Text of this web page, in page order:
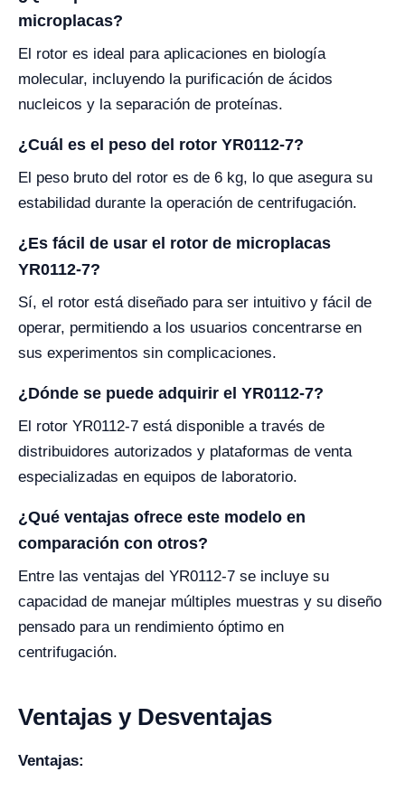
microplacas?
El rotor es ideal para aplicaciones en biología
molecular, incluyendo la purificación de ácidos
nucleicos y la separación de proteínas.
¿Cuál es el peso del rotor YR0112-7?
El peso bruto del rotor es de 6 kg, lo que asegura su
estabilidad durante la operación de centrifugación.
¿Es fácil de usar el rotor de microplacas
YR0112-7?
Sí, el rotor está diseñado para ser intuitivo y fácil de
operar, permitiendo a los usuarios concentrarse en
sus experimentos sin complicaciones.
¿Dónde se puede adquirir el YR0112-7?
El rotor YR0112-7 está disponible a través de
distribuidores autorizados y plataformas de venta
especializadas en equipos de laboratorio.
¿Qué ventajas ofrece este modelo en
comparación con otros?
Entre las ventajas del YR0112-7 se incluye su
capacidad de manejar múltiples muestras y su diseño
pensado para un rendimiento óptimo en
centrifugación.
Ventajas y Desventajas
Ventajas: